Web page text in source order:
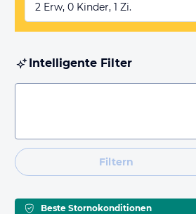
2 Erw, 0 Kinder, 1 Zi.
Intelligente Filter
Filtern
Beste Stornokonditionen